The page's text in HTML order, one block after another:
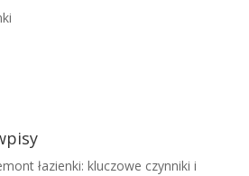
łazienki: kluczowe czynniki i